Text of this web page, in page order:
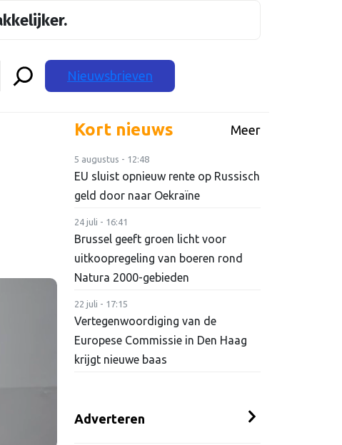
Nieuwsbrieven
Kort nieuws Meer
5 augustus - 12:48
EU sluist opnieuw rente op Russisch
geld door naar Oekraïne
24 juli - 16:41
Brussel geeft groen licht voor
uitkoopregeling van boeren rond
Natura 2000-gebieden
22 juli - 17:15
Vertegenwoordiging van de
Europese Commissie in Den Haag
krijgt nieuwe baas
Adverteren